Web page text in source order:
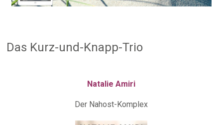
Das Kurz-und-Knapp-Trio
Natalie Amiri
Der Nahost-Komplex